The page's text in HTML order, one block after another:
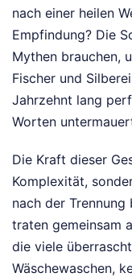
nach einer heilen
Empfindung? Die
Mythen brauchen,
Fischer und
Jahrzehnt lang
Worten
Die Kraft dieser
Komplexität,
nach der Trennung
traten gemeinsam
die viele
Wäschewaschen,